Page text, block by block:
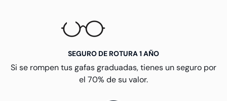
SEGURO DE ROTURA 1 AÑO
Si se rompen tus gafas graduadas, tienes un seguro por
el 70% de su valor.